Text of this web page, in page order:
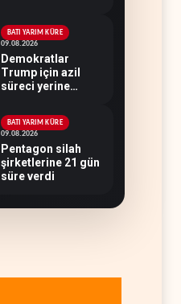
BATI YARIM KÜRE
09.08.2026
Demokratlar
Trump için azil
süreci yerine
hazırlıyor
BATI YARIM KÜRE
09.08.2026
Pentagon silah
şirketlerine 21 gün
süre verdi